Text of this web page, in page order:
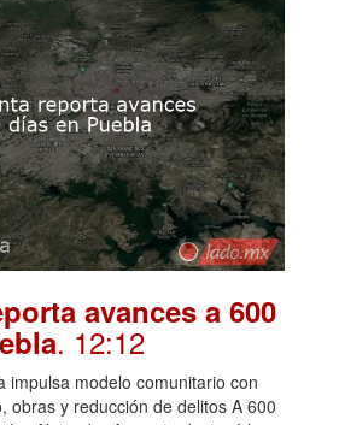
avances a 600
. 12:12
impulsa modelo comunitario con
obras y reducción de delitos A 600